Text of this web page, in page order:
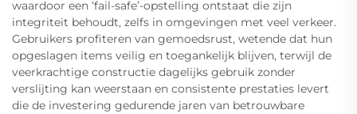
waardoor een ‘fail-safe’-opstelling ontstaat die zijn
integriteit behoudt, zelfs in omgevingen met veel verkeer.
Gebruikers profiteren van gemoedsrust, wetende dat hun
opgeslagen items veilig en toegankelijk blijven, terwijl de
veerkrachtige constructie dagelijks gebruik zonder
verslijting kan weerstaan en consistente prestaties levert
die de investering gedurende jaren van betrouwbare